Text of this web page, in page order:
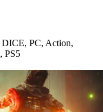
DICE, PC, Action,
, PS5